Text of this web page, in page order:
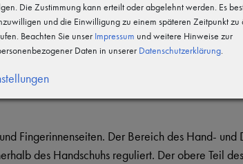
Material Handrücken innen: Polyester
Zeigefinger. Die meisten Elektrogeräte mit
besteht aus weichem strapazierfähigem
Fingerinnenseiten. Der Bereich des Hand-
des Handschuhs reguliert. Der obere Teil
Die Zustimmung kann erteilt oder abgelehnt werden. Es
und die Einwilligung zu einem späteren Zeitpunkt zu
Beachten Sie unser Impressum und weitere Hinweise zur
Daten in unserer Daten­schutz­erklärung.